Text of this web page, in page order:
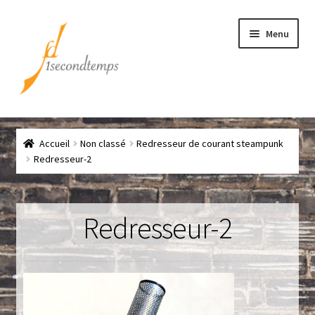
navigation
contenu
Menu
Accueil
Chef
CLICK & COLLECT
Conditions générales de vente
Contact
Couteaux
Accueil Non classé
Redresseur de courant steampunk
Redresseur-2
Redresseur-2